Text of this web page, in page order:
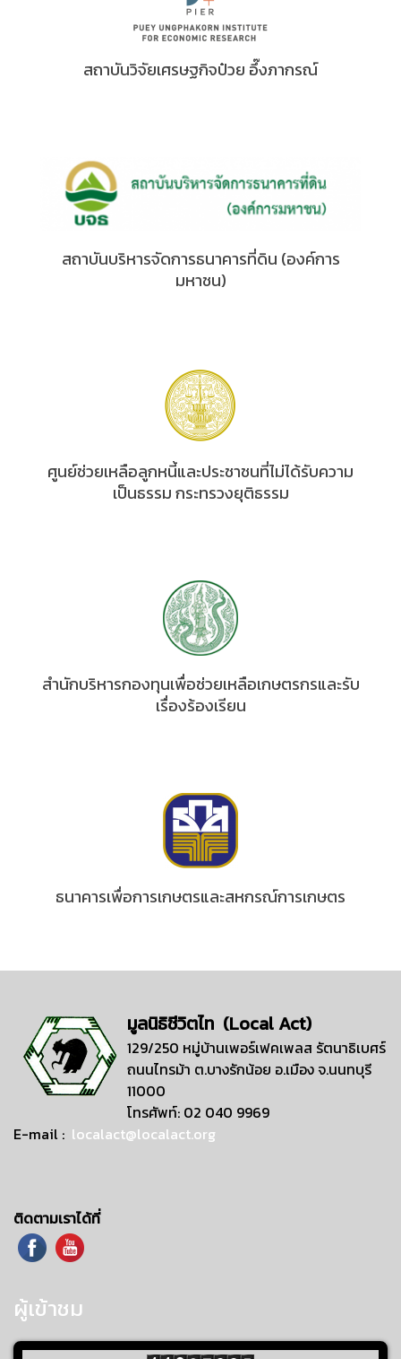
สถาบันวิจัยเศรษฐกิจป๋วย อึ๊งภากรณ์
สถาบันบริหารจัดการธนาคารที่ดิน (องค์การ
มหาชน)
ศูนย์ช่วยเหลือลูกหนี้และประชาชนที่ไม่ได้รับความ
เป็นธรรม กระทรวงยุติธรรม
สำนักบริหารกองทุนเพื่อช่วยเหลือเกษตรกรและรับ
เรื่องร้องเรียน
ธนาคารเพื่อการเกษตรและสหกรณ์การเกษตร
มูลนิธิชีวิตไท (Local Act)
129/250 หมู่บ้านเพอร์เฟคเพลส รัตนาธิเบศร์
ถนนไทรม้า ต.บางรักน้อย อ.เมือง จ.นนทบุรี
11000
โทรศัพท์: 02 040 9969
E-mail : localact@localact.org
ติดตามเราได้ที่
ผู้เข้าชม